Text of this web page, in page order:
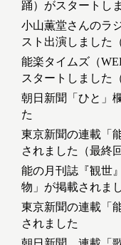
踊）がスタートし
小山薫堂さんのラ
スト出演しました（
能楽タイムズ（
スタートしました
朝日新聞「ひと」
た
東京新聞の連載「
されました（最終回
能の月刊誌『観世
物」が掲載されま
東京新聞の連載「
されました